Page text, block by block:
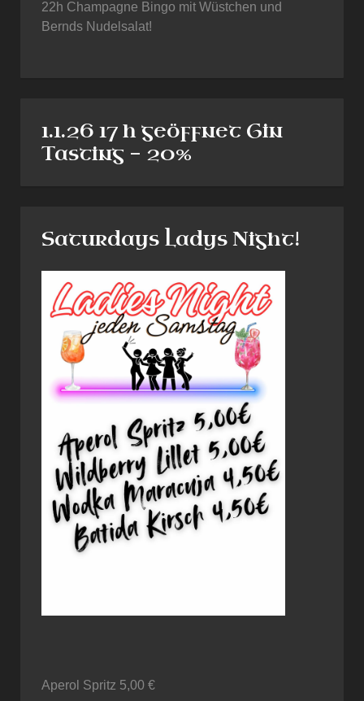
22h Champagne Bingo mit Wüstchen und
Bernds Nudelsalat!
1.1.26 17 h geöffnet Gin
Tasting - 20%
Saturdays Ladys Night!
Aperol Spritz 5,00 €